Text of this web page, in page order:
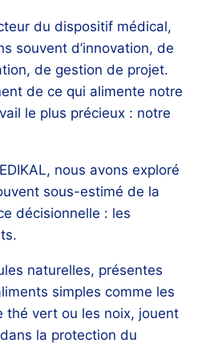
du dispositif médical,
souvent d’innovation, de
de gestion de projet.
de ce qui alimente notre
le plus précieux : notre
nous avons exploré
sous-estimé de la
décisionnelle : les
naturelles, présentes
simples comme les
thé vert ou les noix, jouent
la protection du